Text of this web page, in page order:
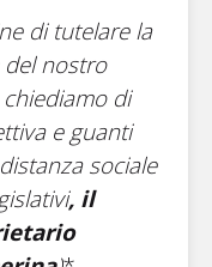
di tutelare la
del nostro
di
e guanti
sociale
, il